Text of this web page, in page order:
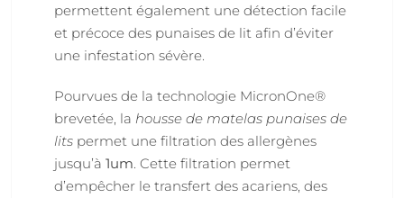
permettent également une détection facile
et précoce des punaises de lit afin d’éviter
une infestation sévère.
Pourvues de la technologie MicronOne®
brevetée, la housse de matelas punaises de
litspermet une filtration des allergènes
jusqu’à 1um. Cette filtration permet
d’empêcher le transfert des acariens, des